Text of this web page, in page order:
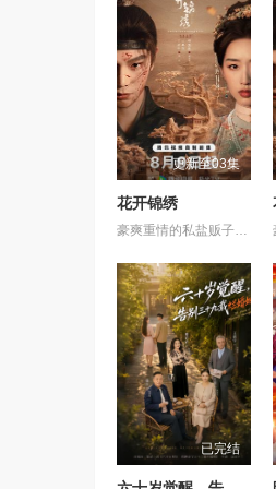
更新至03集
花开锦绣
豪爽重情的私盐贩子赵凌虽出身草莽，却心怀壮志，他结识了遭人诬陷私通的世家名媛小姐傅庭芸，被迫一起逃亡，二人历经家族与朝廷的重重考验，与命运抗争，终成传奇良缘。 剧集改编自吱吱同名言情小说《花开锦绣》。
已完结